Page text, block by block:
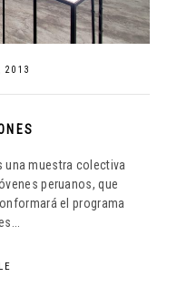
2013
muestra colectiva
peruanos, que
el programa